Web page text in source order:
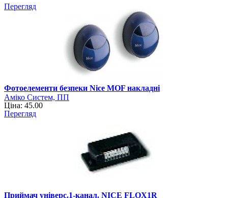
Перегляд
Фотоелементи безпеки Nice MOF накладні
Аміко Систем, ПП
Ціна: 45.00
Перегляд
Приймач універс.1-канал. NICE FLOX1R